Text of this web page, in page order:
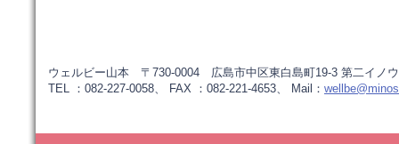
ウェルビー山本 〒730-0004 広島市中区東白島町19-3 第二イノ
TEL ：082-227-0058、 FAX ：082-221-4653、 Mail：